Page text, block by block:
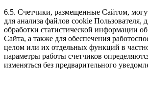
6.5. Счетчики, размещенные Сайтом,
для анализа файлов cookie Пользователя,
обработки статистической информации
Сайта, а также для обеспечения
целом или их отдельных функций в
параметры работы счетчиков
изменяться без предварительного